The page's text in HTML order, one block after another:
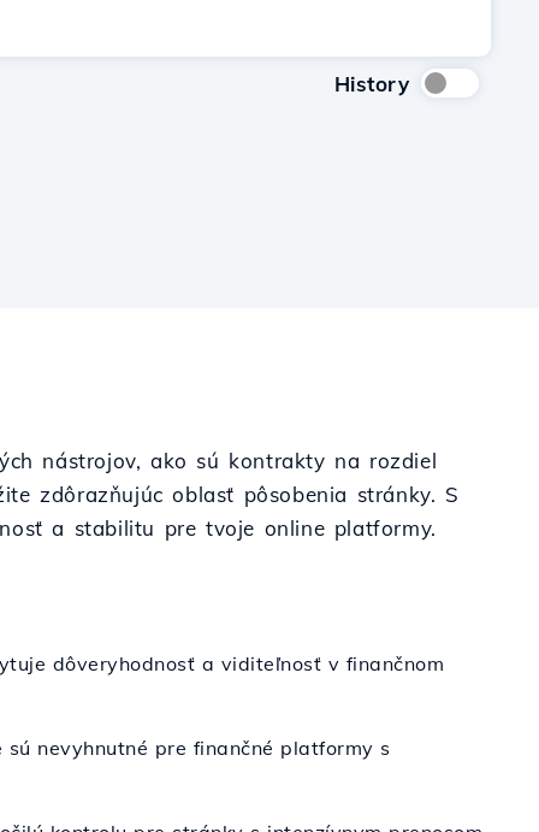
History
nástrojov, ako sú kontrakty na rozdiel
zdôrazňujúc oblasť pôsobenia stránky. S
a stabilitu pre tvoje online platformy.
dôveryhodnosť a viditeľnosť v finančnom
nevyhnutné pre finančné platformy s